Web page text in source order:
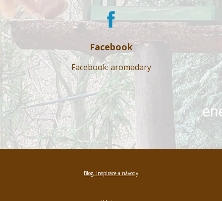
Facebook
Facebook: aromadary
Blog, inspirace a návody